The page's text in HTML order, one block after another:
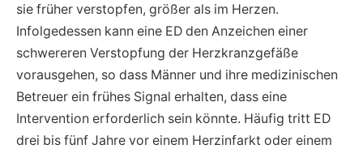
sie früher verstopfen, größer als im Herzen.
Infolgedessen kann eine ED den Anzeichen einer
schwereren Verstopfung der Herzkranzgefäße
vorausgehen, so dass Männer und ihre medizinischen
Betreuer ein frühes Signal erhalten, dass eine
Intervention erforderlich sein könnte. Häufig tritt ED
drei bis fünf Jahre vor einem Herzinfarkt oder einem